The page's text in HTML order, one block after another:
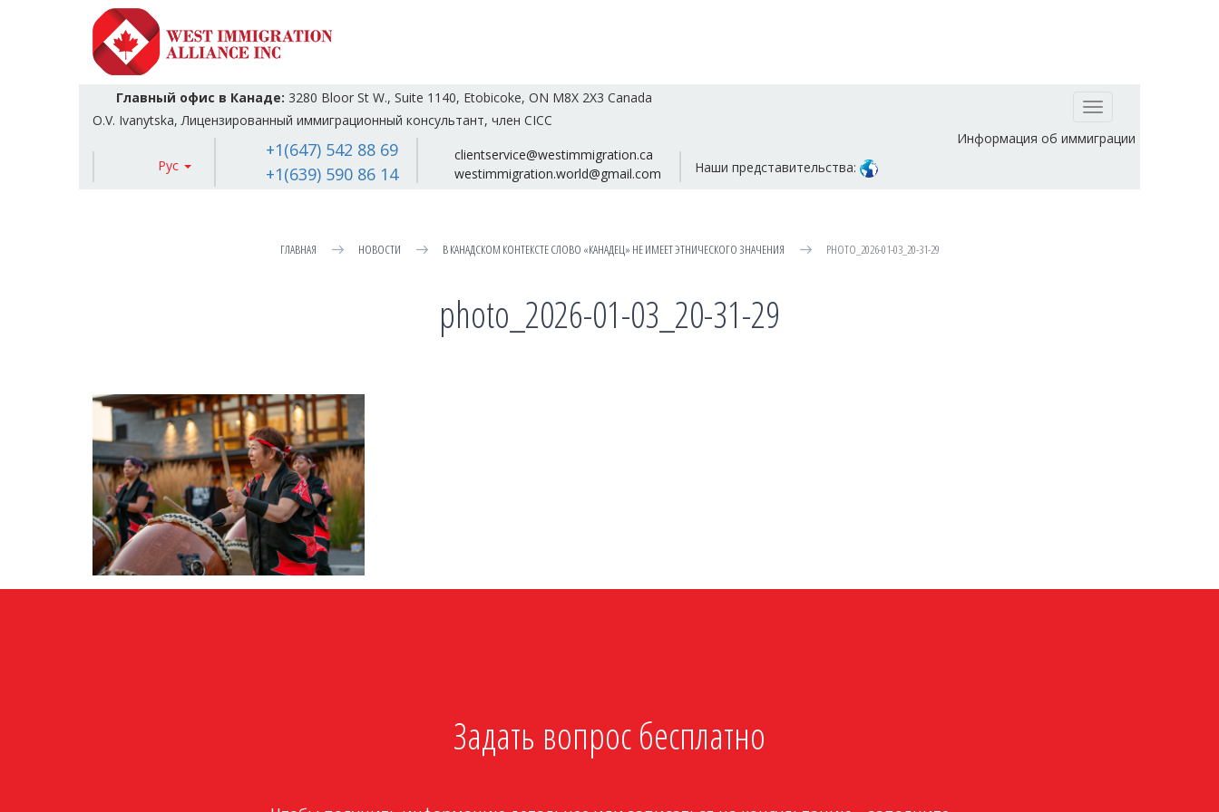
Главный офис в Канаде: 3280 Bloor St W., Suite 1140, Etobicoke, ON M8X 2X3 Canada
O.V. Ivanytska, Лицензированный иммиграционный консультант, член CICC
Toggle
Информация об иммиграции
Рус
+1(647) 542 88 69
+1(639) 590 86 14
clientservice@westimmigration.ca
westimmigration.world@gmail.com
Наши представительства:
ГЛАВНАЯ НОВОСТИ В КАНАДСКОМ КОНТЕКСТЕ СЛОВО «КАНАДЕЦ» НЕ ИМЕЕТ ЭТНИЧЕСКОГО ЗНАЧЕНИЯ PHOTO_2026-01-03_20-31-29
photo_2026-01-03_20-31-29
Задать вопрос бесплатно